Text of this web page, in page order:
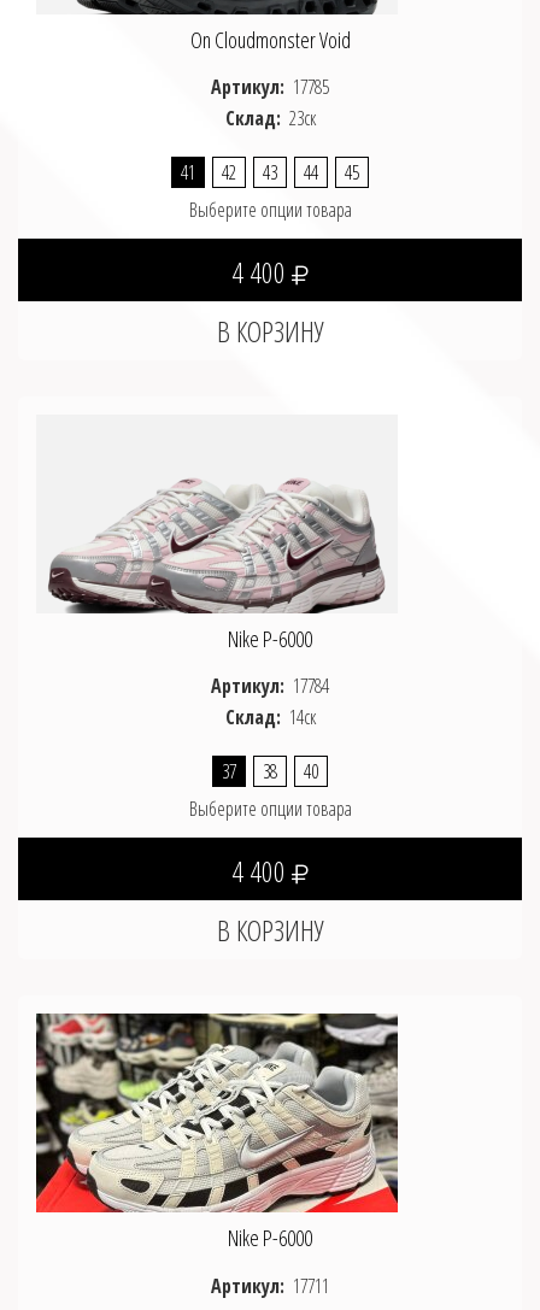
On Cloudmonster Void
Артикул: 17785
Склад: 23ск
41 42 43 44
45
Выберите опции товара
4 400
Nike P-6000
Артикул: 17784
Склад: 14ск
37 38
40
Выберите опции товара
4 400
Nike P-6000
Артикул: 17711